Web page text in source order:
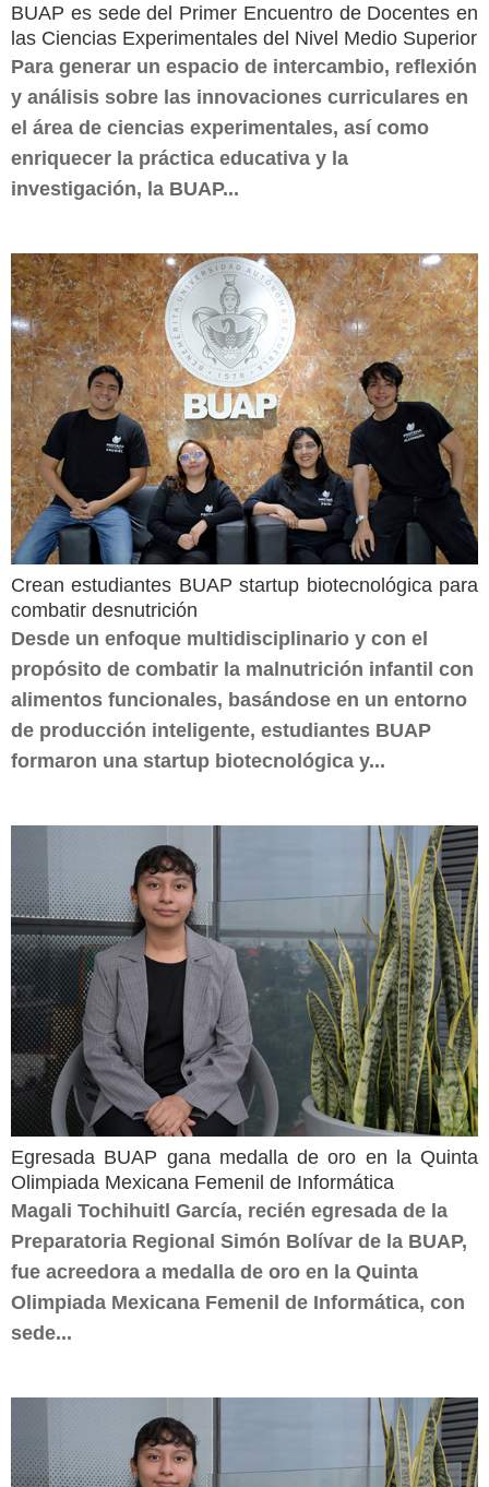
BUAP es sede del Primer Encuentro de Docentes en
las Ciencias Experimentales del Nivel Medio Superior
Para generar un espacio de intercambio, reflexión
y análisis sobre las innovaciones curriculares en
el área de ciencias experimentales, así como
enriquecer la práctica educativa y la
investigación, la BUAP...
Crean estudiantes BUAP startup biotecnológica para
combatir desnutrición
Desde un enfoque multidisciplinario y con el
propósito de combatir la malnutrición infantil con
alimentos funcionales, basándose en un entorno
de producción inteligente, estudiantes BUAP
formaron una startup biotecnológica y...
Egresada BUAP gana medalla de oro en la Quinta
Olimpiada Mexicana Femenil de Informática
Magali Tochihuitl García, recién egresada de la
Preparatoria Regional Simón Bolívar de la BUAP,
fue acreedora a medalla de oro en la Quinta
Olimpiada Mexicana Femenil de Informática, con
sede...